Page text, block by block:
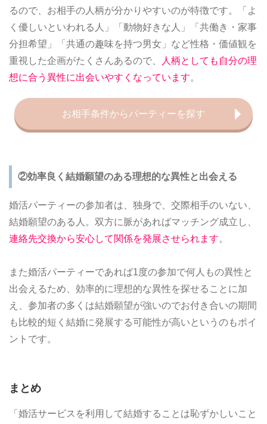
るので、お相手の人柄が分かりやすいのが特徴です。「よ
く優しいといわれる人」「動物好きな人」「共働き・家事
分担希望」「共通の趣味を持つ男女」など性格・価値観を
重視した企画がたくさんあるので、
人柄としても自分の理
想に合う異性に出会いやすくなっています。
お相手条件からパーティーを探す
②効率良く結婚願望のある理想的な異性と出会える
婚活パーティーの参加者は、独身で、交際相手のいない、
結婚願望のある人。双方に脈があればマッチング成立し、
連絡先交換から安心して関係を発展させられます。
また婚活パーティーであれば1度の参加で何人もの異性と
出会えるため、効率的に理想的な異性を探せることに加
え、参加者の多くは結婚願望が強いのでお付き合いの期間
も比較的短く結婚に発展する可能性が高いというのもポイ
ントです。
まとめ
「婚活サービスを利用して結婚することは恥ずかしいこと